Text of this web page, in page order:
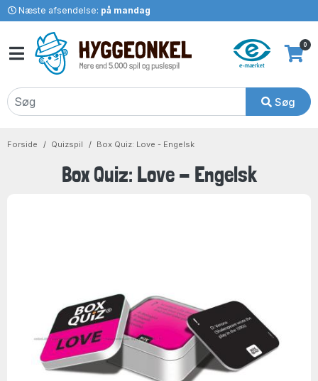
Næste afsendelse: på mandag
Søg
0
Forside Quizspil Box Quiz: Love - Engelsk
Box Quiz: Love - Engelsk